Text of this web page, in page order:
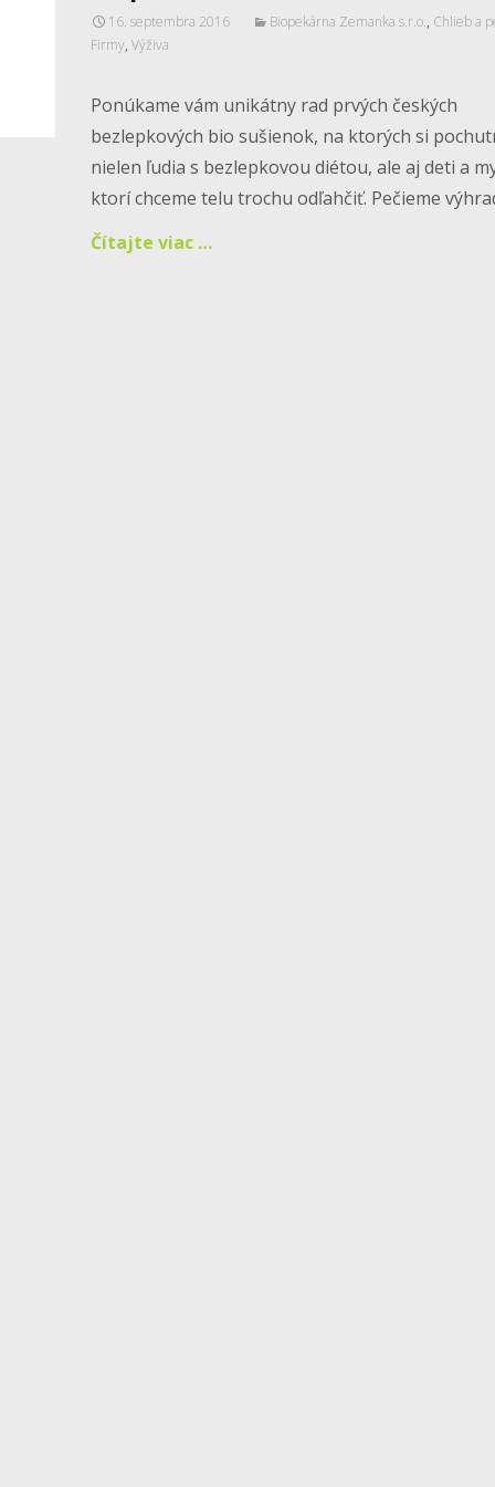
16. septembra 2016 Biopekárna Zemanka s.r.o., Chlieb a
Firmy, Výživa
Ponúkame vám unikátny rad prvých českých
bezlepkových bio sušienok, na ktorých si
nielen ľudia s bezlepkovou diétou, ale aj deti a
ktorí chceme telu trochu odľahčiť. Pečieme
Čítajte viac …